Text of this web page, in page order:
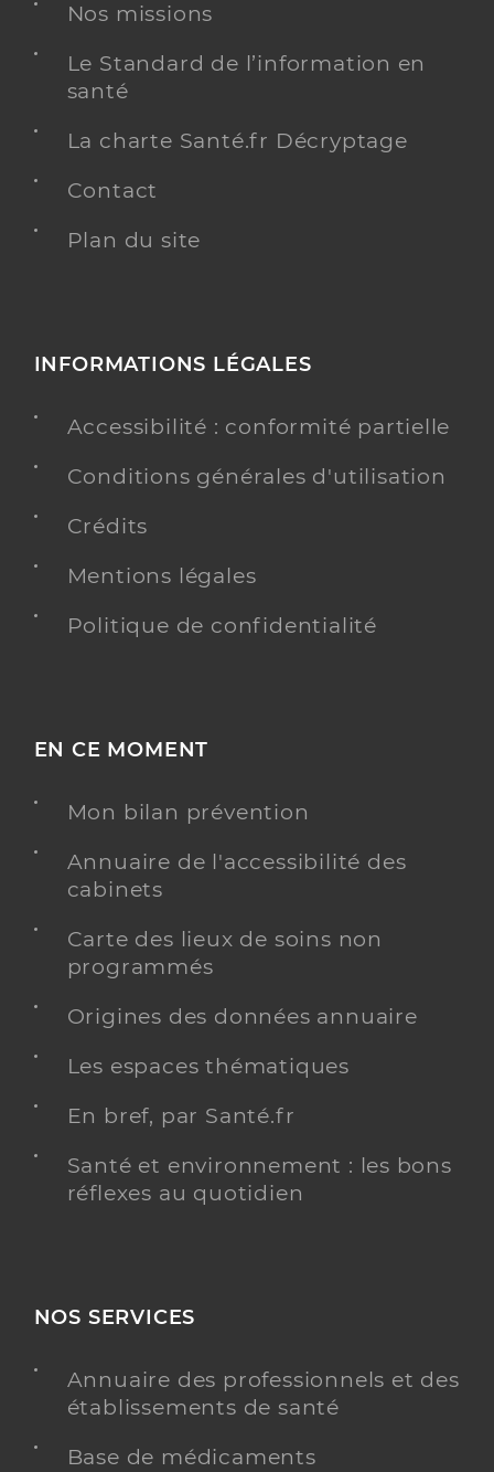
Nos missions
Le Standard de l’information en
santé
La charte Santé.fr Décryptage
Contact
Plan du site
INFORMATIONS LÉGALES
Accessibilité : conformité partielle
Conditions générales d'utilisation
Crédits
Mentions légales
Politique de confidentialité
EN CE MOMENT
Mon bilan prévention
Annuaire de l'accessibilité des
cabinets
Carte des lieux de soins non
programmés
Origines des données annuaire
Les espaces thématiques
En bref, par Santé.fr
Santé et environnement : les bons
réflexes au quotidien
NOS SERVICES
Annuaire des professionnels et des
établissements de santé
Base de médicaments